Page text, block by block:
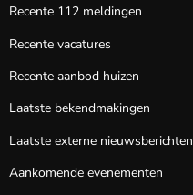
Recente 112 meldingen
Recente vacatures
Recente aanbod huizen
Laatste bekendmakingen
Laatste externe nieuwsberichten
Aankomende evenementen